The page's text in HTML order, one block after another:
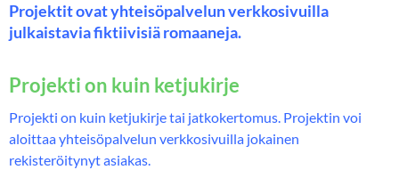
Projektit ovat yhteisöpalvelun verkkosivuilla
julkaistavia fiktiivisiä romaaneja.
Projekti on kuin ketjukirje
Projekti on kuin ketjukirje tai jatkokertomus. Projektin voi
aloittaa yhteisöpalvelun verkkosivuilla jokainen
rekisteröitynyt asiakas.